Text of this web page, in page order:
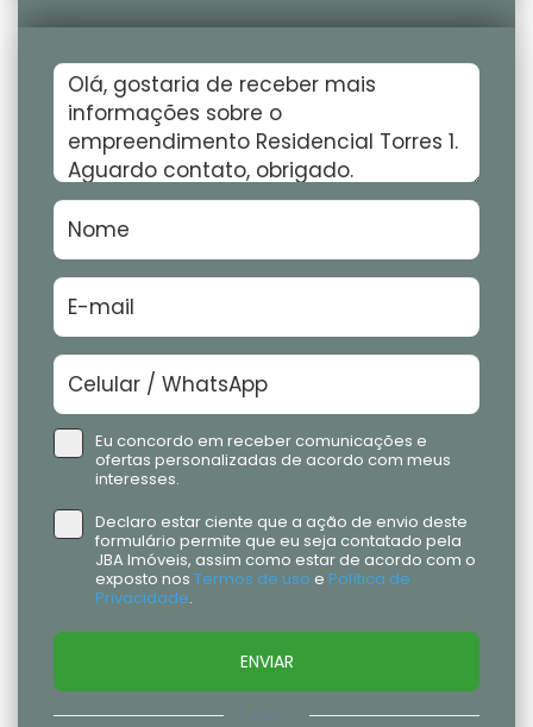
Eu concordo em receber comunicações e
ofertas personalizadas de acordo com meus
interesses.
Declaro estar ciente que a ação de envio deste
formulário permite que eu seja contatado pela
JBA Imóveis, assim como estar de acordo com o
exposto nos Termos de uso e Política de
Privacidade.
ENVIAR
OU